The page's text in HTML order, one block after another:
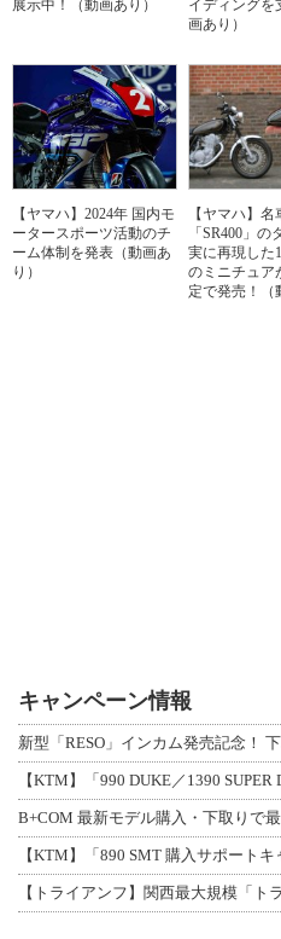
展示中！（動画あり）
イディングを
画あり）
【ヤマハ】2024年 国内モ
ータースポーツ活動のチ
ーム体制を発表（動画あ
り）
【ヤマハ】名
「SR400」の
実に再現した
のミニチュア
定で発売！（
キャンペーン情報
【KTM】「990 DUKE／1390 SUPER
【KTM】「890 SMT 購入サポート